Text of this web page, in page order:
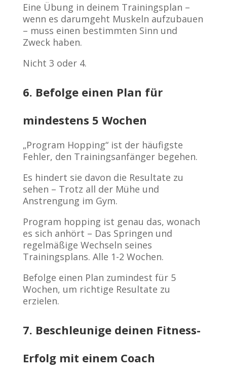
Eine Übung in deinem Trainingsplan –
wenn es darumgeht Muskeln aufzubauen
– muss einen bestimmten Sinn und
Zweck haben.
Nicht 3 oder 4.
6. Befolge einen Plan für
mindestens 5 Wochen
„Program Hopping“ ist der häufigste
Fehler, den Trainingsanfänger begehen.
Es hindert sie davon die Resultate zu
sehen – Trotz all der Mühe und
Anstrengung im Gym.
Program hopping ist genau das, wonach
es sich anhört – Das Springen und
regelmäßige Wechseln seines
Trainingsplans. Alle 1-2 Wochen.
Befolge einen Plan zumindest für 5
Wochen, um richtige Resultate zu
erzielen.
7. Beschleunige deinen Fitness-
Erfolg mit einem Coach